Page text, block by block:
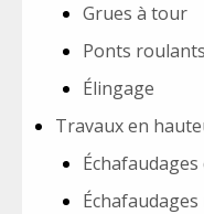
Grues à tour
Ponts roulants
Élingage
Travaux en
Échafaudages